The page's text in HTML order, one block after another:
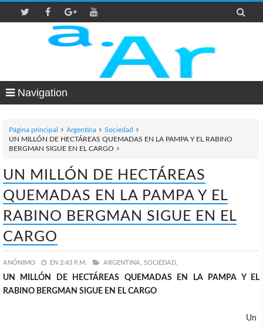

Navigation
Página principal Argentina
Sociedad
UN MILLÓN DE HECTÁREAS QUEMADAS EN LA PAMPA Y EL RABINO
BERGMAN SIGUE EN EL CARGO
UN MILLÓN DE HECTÁREAS
QUEMADAS EN LA PAMPA Y EL
RABINO BERGMAN SIGUE EN EL
CARGO
ANÓNIMO EN 2:43 P.M. ARGENTINA, SOCIEDAD,
UN MILLÓN DE HECTÁREAS QUEMADAS EN LA PAMPA Y EL
RABINO BERGMAN SIGUE EN EL CARGO
Un